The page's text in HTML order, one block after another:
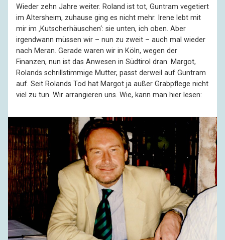
Wieder zehn Jahre weiter. Roland ist tot, Guntram vegetiert
im Altersheim, zuhause ging es nicht mehr. Irene lebt mit
mir im ‚Kutscherhäuschen‘: sie unten, ich oben. Aber
irgendwann müssen wir – nun zu zweit – auch mal wieder
nach Meran. Gerade waren wir in Köln, wegen der
Finanzen, nun ist das Anwesen in Südtirol dran. Margot,
Rolands schrillstimmige Mutter, passt derweil auf Guntram
auf. Seit Rolands Tod hat Margot ja außer Grabpflege nicht
viel zu tun. Wir arrangieren uns. Wie, kann man hier lesen: